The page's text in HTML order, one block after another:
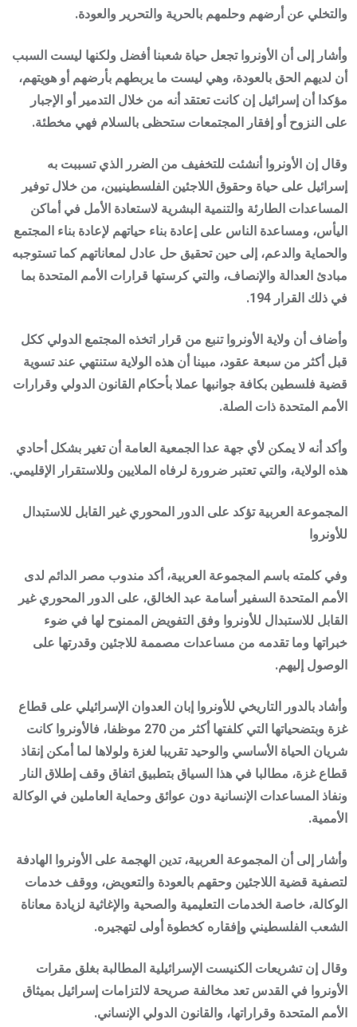
والتخلي عن أرضهم وحلمهم بالحرية والتحرير والعودة.
وأشار إلى أن الأونروا تجعل حياة شعبنا أفضل ولكنها ليست السبب
أن لديهم الحق بالعودة، وهي ليست ما يربطهم بأرضهم أو هويتهم،
مؤكدا أن إسرائيل إن كانت تعتقد أنه من خلال التدمير أو الإجبار
على النزوح أو إفقار المجتمعات ستحظى بالسلام فهي مخطئة.
وقال إن الأونروا أنشئت للتخفيف من الضرر الذي تسببت به
إسرائيل على حياة وحقوق اللاجئين الفلسطينيين، من خلال توفير
المساعدات الطارئة والتنمية البشرية لاستعادة الأمل في أماكن
اليأس، ومساعدة الناس على إعادة بناء حياتهم لإعادة بناء المجتمع
والحماية والدعم، إلى حين تحقيق حل عادل لمعاناتهم كما تستوجبه
مبادئ العدالة والإنصاف، والتي كرستها قرارات الأمم المتحدة بما
في ذلك القرار 194.
وأضاف أن ولاية الأونروا تنبع من قرار اتخذه المجتمع الدولي ككل
قبل أكثر من سبعة عقود، مبينا أن هذه الولاية ستنتهي عند تسوية
قضية فلسطين بكافة جوانبها عملا بأحكام القانون الدولي وقرارات
الأمم المتحدة ذات الصلة.
وأكد أنه لا يمكن لأي جهة عدا الجمعية العامة أن تغير بشكل أحادي
هذه الولاية، والتي تعتبر ضرورة لرفاه الملايين وللاستقرار الإقليمي.
المجموعة العربية تؤكد على الدور المحوري غير القابل للاستبدال
للأونروا
وفي كلمته باسم المجموعة العربية، أكد مندوب مصر الدائم لدى
الأمم المتحدة السفير أسامة عبد الخالق، على الدور المحوري غير
القابل للاستبدال للأونروا وفق التفويض الممنوح لها في ضوء
خبراتها وما تقدمه من مساعدات مصممة للاجئين وقدرتها على
الوصول إليهم.
وأشاد بالدور التاريخي للأونروا إبان العدوان الإسرائيلي على قطاع
غزة وبتضحياتها التي كلفتها أكثر من 270 موظفا، فالأونروا كانت
شريان الحياة الأساسي والوحيد تقريبا لغزة ولولاها لما أمكن إنقاذ
قطاع غزة، مطالبا في هذا السياق بتطبيق اتفاق وقف إطلاق النار
ونفاذ المساعدات الإنسانية دون عوائق وحماية العاملين في الوكالة
الأممية.
وأشار إلى أن المجموعة العربية، تدين الهجمة على الأونروا الهادفة
لتصفية قضية اللاجئين وحقهم بالعودة والتعويض، ووقف خدمات
الوكالة، خاصة الخدمات التعليمية والصحية والإغاثية لزيادة معاناة
الشعب الفلسطيني وإفقاره كخطوة أولى لتهجيره.
وقال إن تشريعات الكنيست الإسرائيلية المطالبة بغلق مقرات
الأونروا في القدس تعد مخالفة صريحة لالتزامات إسرائيل بميثاق
الأمم المتحدة وقراراتها، والقانون الدولي الإنساني.